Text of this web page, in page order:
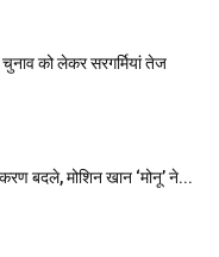
चुनाव को लेकर सरगर्मियां तेज
बदले, मोशिन खान ‘मोनू’ ने...